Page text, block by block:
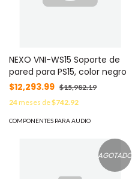
NEXO VNI-WS15 Soporte de
pared para PS15, color negro
$12,293.99 $15,982.19
24meses de$742.92
COMPONENTES PARA AUDIO
AGOTADO